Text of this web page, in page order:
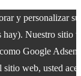
y personalizar su
hay). Nuestro sitio
Google
web, usted